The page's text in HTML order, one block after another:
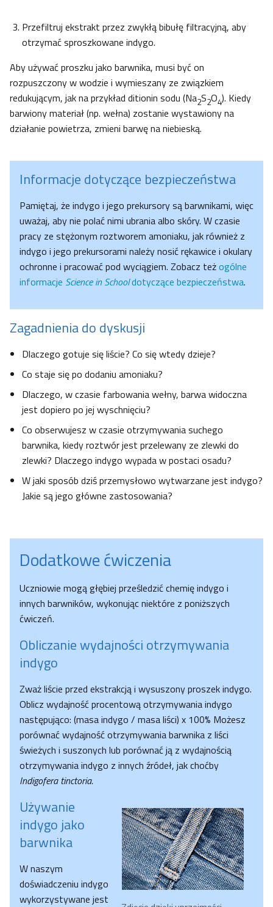
Przefiltruj ekstrakt przez zwykłą bibułę filtracyjną, aby
otrzymać sproszkowane indygo.
Aby używać proszku jako barwnika, musi być on
rozpuszczony w wodzie i wymieszany ze związkiem
redukującym, jak na przykład ditionin sodu (Na2S2O4). Kiedy
barwiony materiał (np. wełna) zostanie wystawiony na
działanie powietrza, zmieni barwę na niebieską.
Informacje dotyczące bezpieczeństwa
Pamiętaj, że indygo i jego prekursory są barwnikami, więc
uważaj, aby nie polać nimi ubrania albo skóry. W czasie
pracy ze stężonym roztworem amoniaku, jak również z
indygo i jego prekursorami należy nosić rękawice i okulary
ochronne i pracować pod wyciągiem. Zobacz teżogólne
informacje Science in Schooldotyczące bezpieczeństwa.
Zagadnienia do dyskusji
Dlaczego gotuje się liście? Co się wtedy dzieje?
Co staje się po dodaniu amoniaku?
Dlaczego, w czasie farbowania wełny, barwa widoczna
jest dopiero po jej wyschnięciu?
Co obserwujesz w czasie otrzymywania suchego
barwnika, kiedy roztwór jest przelewany ze zlewki do
zlewki? Dlaczego indygo wypada w postaci osadu?
W jaki sposób dziś przemysłowo wytwarzane jest indygo?
Jakie są jego główne zastosowania?
Dodatkowe ćwiczenia
Uczniowie mogą głębiej prześledzić chemię indygo i
innych barwników, wykonując niektóre z poniższych
ćwiczeń.
Obliczanie wydajności otrzymywania
indygo
Zważ liście przed ekstrakcją i wysuszony proszek indygo.
Oblicz wydajność procentową otrzymywania indygo
następująco: (masa indygo / masa liści) x 100% Możesz
porównać wydajność otrzymywania barwnika z liści
świeżych i suszonych lub porównać ją z wydajnością
otrzymywania indygo z innych źródeł, jak choćby
Indigofera tinctoria.
Używanie
indygo jako
barwnika
W naszym
doświadczeniu indygo
wykorzystywane jest